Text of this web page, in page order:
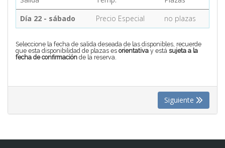
MÁS
Día 22 - sábado
Precio Especial no plazas
Seleccione la fecha de salida deseada de las disponibles, recuerde
que esta disponibilidad de plazas es orientativa y está sujeta a la
fecha de confirmación de la reserva.
Siguiente